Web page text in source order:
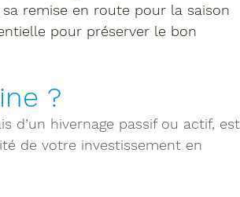
remise en route pour la saison
pour préserver le bon
?
d’un hivernage passif ou actif, est
de votre investissement en